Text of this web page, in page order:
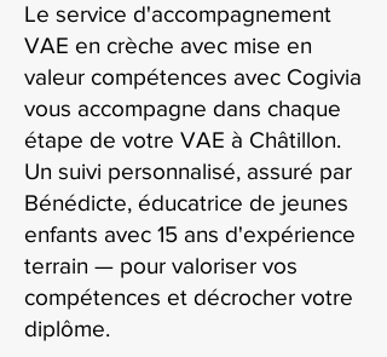
Le service d'accompagnement
VAE en crèche avec mise en
valeur compétences avec Cogivia
vous accompagne dans chaque
étape de votre VAE à Châtillon.
Un suivi personnalisé, assuré par
Bénédicte, éducatrice de jeunes
enfants avec 15 ans d'expérience
terrain — pour valoriser vos
compétences et décrocher votre
diplôme.